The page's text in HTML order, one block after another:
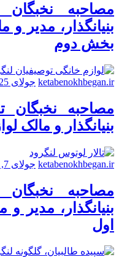
مصاحبه نخبگان
بنیانگذار، مدیر و
بخش دوم
ketabenokhbegan.ir جولای 25, 2021
مصاحبه نخبگان
بنیانگذار و مالک
ketabenokhbegan.ir جولای 7, 2021
مصاحبه نخبگان
بنیانگذار، مدیر
اول